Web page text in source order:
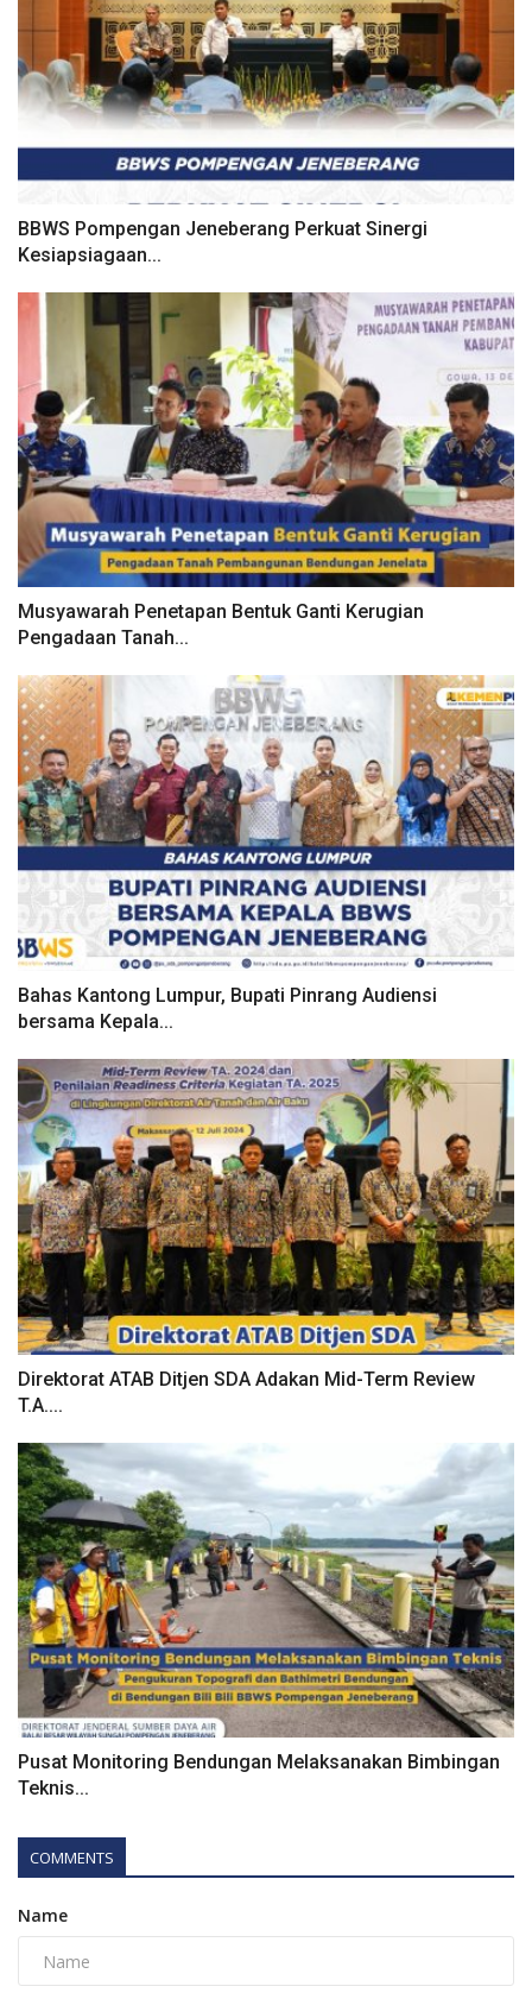
BBWS Pompengan Jeneberang Perkuat Sinergi
Kesiapsiagaan...
Musyawarah Penetapan Bentuk Ganti Kerugian
Pengadaan Tanah...
Bahas Kantong Lumpur, Bupati Pinrang Audiensi
bersama Kepala...
Direktorat ATAB Ditjen SDA Adakan Mid-Term Review
T.A....
Pusat Monitoring Bendungan Melaksanakan Bimbingan
Teknis...
COMMENTS
Name